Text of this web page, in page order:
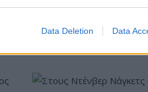
Data Deletion Data
75 εκατ.
Το FIAT